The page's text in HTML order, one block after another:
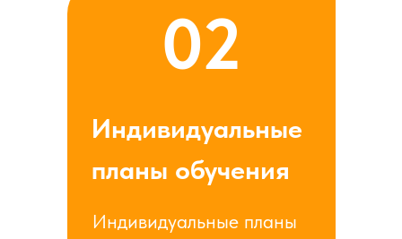
Индивидуальные
планы обучения
Индивидуальные планы
02